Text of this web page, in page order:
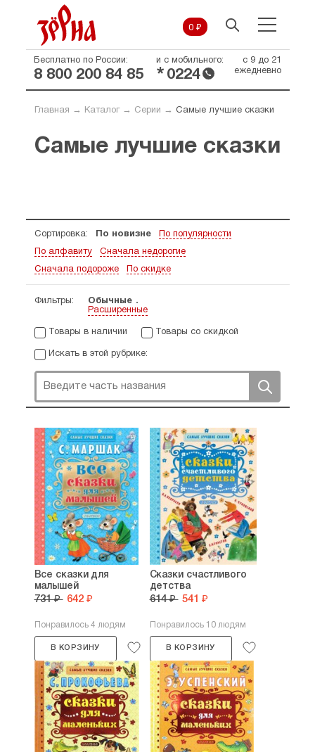
0 ₽
Бесплатно по России:
8 800 200 84 85
и с мобильного:
* 0224
с 9 до 21
ежедневно
Главная → Каталог→ Серии → Самые лучшие сказки
Самые лучшие сказки
Сортировка: По новизне По популярности
По алфавиту Сначала недорогие
Сначала подороже По скидке
Фильтры:
Обычные
Расширенные
Товары в наличии Товары со скидкой
Искать в этой рубрике:
Все сказки для
малышей
731 ₽ 642 ₽
Понравилось 4 людям
В КОРЗИНУ
Сказки счастливого
детства
614 ₽ 541 ₽
Понравилось 10 людям
В КОРЗИНУ